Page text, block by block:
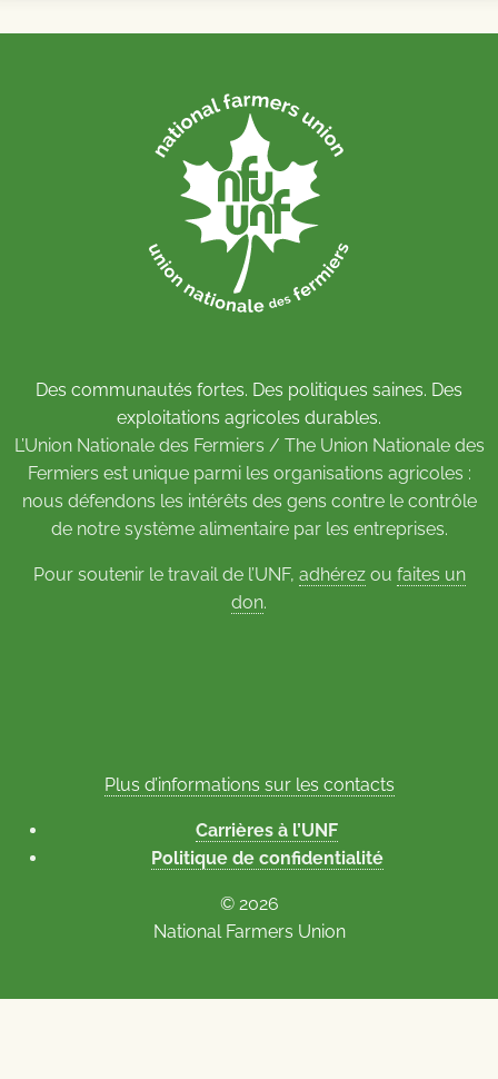
Des communautés fortes. Des politiques saines. Des
exploitations agricoles durables.
L’Union Nationale des Fermiers / The Union Nationale des
Fermiers est unique parmi les organisations agricoles :
nous défendons les intérêts des gens contre le contrôle
de notre système alimentaire par les entreprises.
Pour soutenir le travail de l’UNF, adhérezou faites un
don.
Plus d’informations sur les contacts
Carrières à l’UNF
Politique de confidentialité
© 2026
National Farmers Union